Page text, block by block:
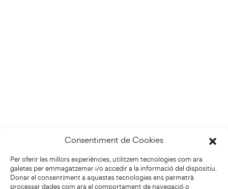
Consentiment de Cookies
Per oferir les millors experiències, utilitzem tecnologies com ara
galetes per emmagatzemar i/o accedir a la informació del dispositiu.
Donar el consentiment a aquestes tecnologies ens permetrà
processar dades com ara el comportament de navegació o